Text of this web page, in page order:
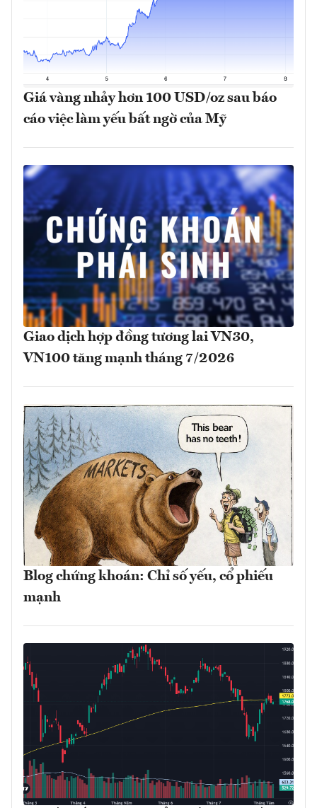
Giá vàng nhảy hơn 100 USD/oz sau báo
cáo việc làm yếu bất ngờ của Mỹ
Giao dịch hợp đồng tương lai VN30,
VN100 tăng mạnh tháng 7/2026
Blog chứng khoán: Chỉ số yếu, cổ phiếu
mạnh